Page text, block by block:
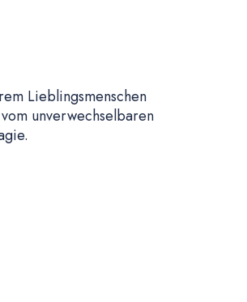
Lieblingsmenschen
unverwechselbaren